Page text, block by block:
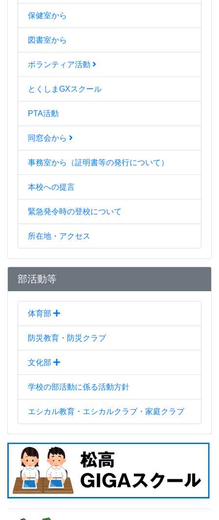
保健室から
図書室から
ボランティア活動
とくしまGXスクール
PTA活動
同窓会から
事務室から（証明書等の発行について）
本校への提言
緊急発令時の登校について
所在地・アクセス
部活動等
体育部
防災教育・防災クラブ
文化部
学校の部活動に係る活動方針
エシカル教育・エシカルクラブ・家庭クラブ